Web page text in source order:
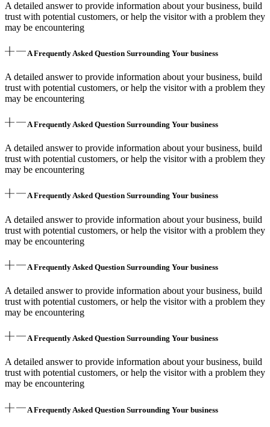
A detailed answer to provide information about your business, build
trust with potential customers, or help the visitor with a problem they
may be encountering
A Frequently Asked Question Surrounding Your business
A detailed answer to provide information about your business, build
trust with potential customers, or help the visitor with a problem they
may be encountering
A Frequently Asked Question Surrounding Your business
A detailed answer to provide information about your business, build
trust with potential customers, or help the visitor with a problem they
may be encountering
A Frequently Asked Question Surrounding Your business
A detailed answer to provide information about your business, build
trust with potential customers, or help the visitor with a problem they
may be encountering
A Frequently Asked Question Surrounding Your business
A detailed answer to provide information about your business, build
trust with potential customers, or help the visitor with a problem they
may be encountering
A Frequently Asked Question Surrounding Your business
A detailed answer to provide information about your business, build
trust with potential customers, or help the visitor with a problem they
may be encountering
A Frequently Asked Question Surrounding Your business